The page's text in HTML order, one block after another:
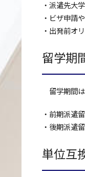
・派遣先大
・ビザ申請
・出発前オ
留学期
留学期間は
・前期派遣
・後期派遣
単位互